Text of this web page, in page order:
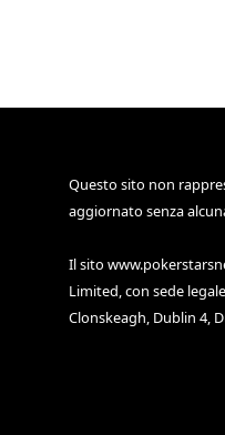
Questo sito non
aggiornato senza
Il sito
Limited, con sede
Clonskeagh, Dublin 4,